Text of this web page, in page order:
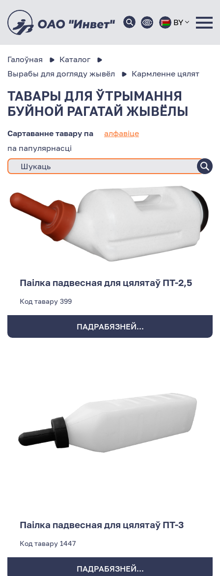
BY
Галоўная
Каталог
Вырабы для догляду жывёл
Кармленне цялят
ТАВАРЫ ДЛЯ ЎТРЫМАННЯ
БУЙНОЙ РАГАТАЙ ЖЫВЁЛЫ
Сартаванне тавару па
алфавіце
па папулярнасці
Паілка падвесная для цялятаў ПТ-2,5
Код тавару 399
ПАДРАБЯЗНЕЙ...
Паілка падвесная для цялятаў ПТ-3
Код тавару 1447
ПАДРАБЯЗНЕЙ...